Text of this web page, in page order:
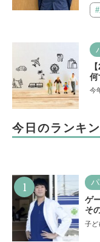
何
今
今日のランキ
1
ゲ
そ
「
え
子ど